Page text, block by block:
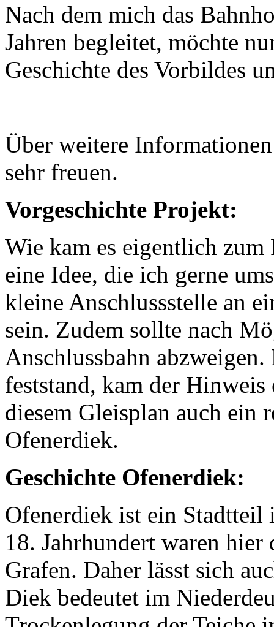
Nach dem mich das
Jahren begleitet, möchte
Geschichte des Vorbildes
Über weitere
sehr freuen.
Vorgeschichte Projekt:
Wie kam es eigentlich
eine Idee, die ich gerne
kleine Anschlussstelle an
sein. Zudem sollte nach
Anschlussbahn
feststand, kam der Hinweis
diesem Gleisplan auch ein
Ofenerdiek.
Geschichte Ofenerdiek:
Ofenerdiek ist ein
18. Jahrhundert waren
Grafen. Daher lässt sich
Diek bedeutet im